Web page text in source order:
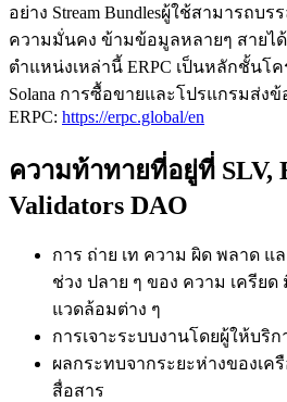
อย่าง Stream Bundlesผู้ใช้สามารถ
ความมั่นคง ข้ามข้อมูลหลายๆ สายไ
ตําแหน่งเหล่านี้ ERPC เป็นหลักชั้นโค
Solana การซื้อขายและโปรแกรมส่ง
ERPC: https://erpc.global/en
ความท้าทายที่อยู่ที่ SLV,
Validators DAO
การ ถ่าย เท ความ ผิด พลาด แ
ช่วง ปลาย ๆ ของ ความ เครียด
แวดล้อมต่าง ๆ
การเจาะระบบงานโดยผู้ให้บริ
ผลกระทบจากระยะห่างของเ
สื่อสาร